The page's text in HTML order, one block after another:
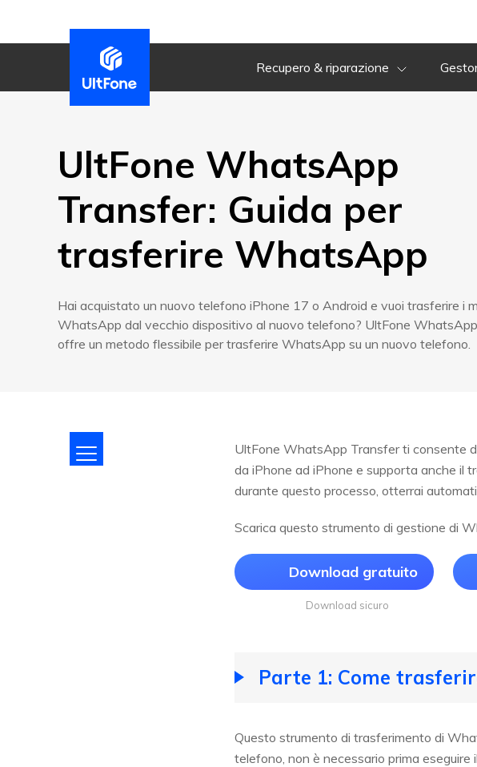
Recupero & riparazione
UltFone WhatsApp
Transfer: Guida per
trasferire WhatsApp
Hai acquistato un nuovo telefono iPhone 17 o Android e vuoi trasferire i
WhatsApp dal vecchio dispositivo al nuovo telefono? UltFone
offre un metodo flessibile per trasferire WhatsApp su un nuovo telefono.
UltFone WhatsApp Transfer ti consente
da iPhone ad iPhone e supporta anche il
durante questo processo, otterrai
Scarica questo strumento di gestione di
Download gratuito
Download sicuro
Parte 1: Come
Questo strumento di trasferimento di
telefono, non è necessario prima